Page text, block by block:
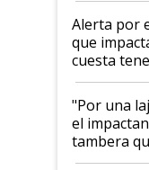
Alerta por
que
cuesta
y el
pase a ser
"Por una
el
tambera
tornado